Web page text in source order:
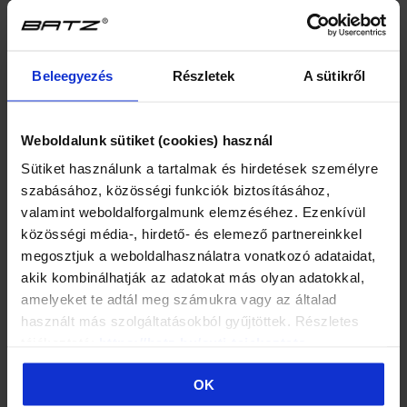
Beleegyezés Részletek A sütikről
Weboldalunk sütiket (cookies) használ
Sütiket használunk a tartalmak és hirdetések személyre
szabásához, közösségi funkciók biztosításához,
valamint weboldalforgalmunk elemzéséhez. Ezenkívül
közösségi média-, hirdető- és elemező partnereinkkel
megosztjuk a weboldalhasználatra vonatkozó adataidat,
akik kombinálhatják az adatokat más olyan adatokkal,
amelyeket te adtál meg számukra vagy az általad
használt más szolgáltatásokból gyűjtöttek. Részletes
OK
Budapest (grey mix)
1 849 Kč
45
★★★★★
Budapest (blue mix)
45
★★★★★
Budapest (Brown
45
★★★
POUZE ONLINE
OUTLET
AKCE
Batz X VIRAG
POUZE ONLINE
OUTLET
AKCE